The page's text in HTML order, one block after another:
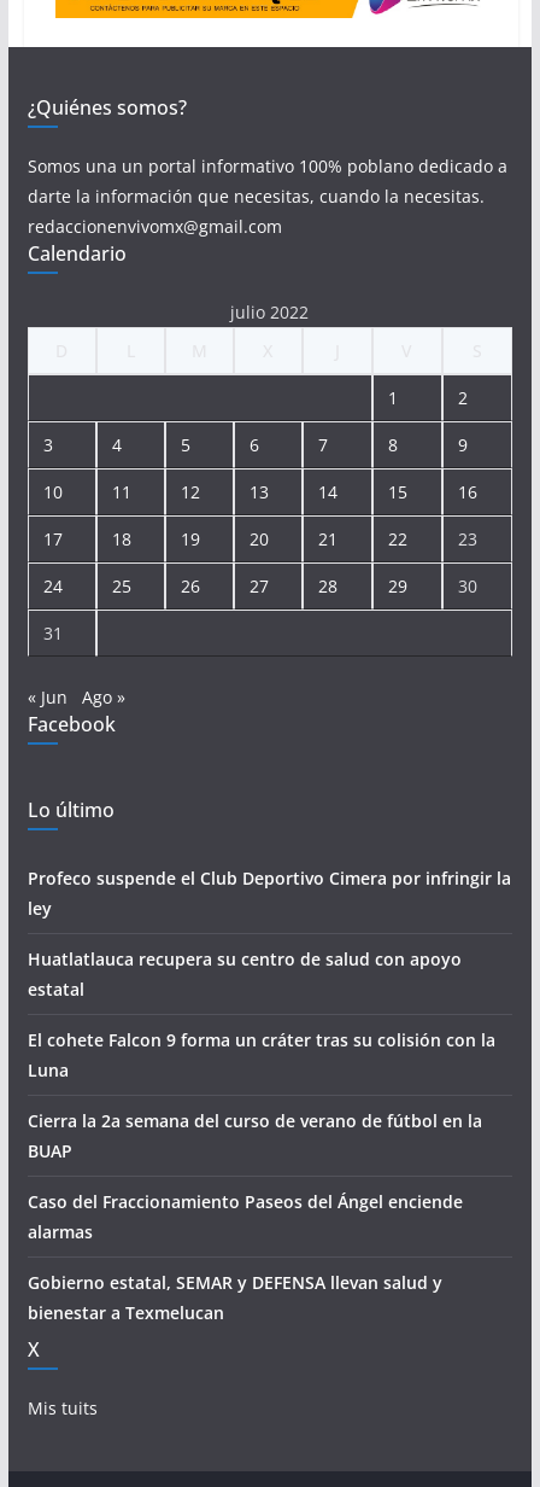
¿Quiénes somos?
Somos una un portal informativo 100% poblano dedicado a
darte la información que necesitas, cuando la necesitas.
redaccionenvivomx@gmail.com
Calendario
julio 2022
1 2
3 4 5 6 7 8 9
10 11 12 13 14 15 16
17 18 19 20 21 22 23
24 25 26 27 28 29 30
31
« Jun Ago »
Facebook
Lo último
Profeco suspende el Club Deportivo Cimera por infringir la
ley
Huatlatlauca recupera su centro de salud con apoyo
estatal
El cohete Falcon 9 forma un cráter tras su colisión con la
Luna
Cierra la 2a semana del curso de verano de fútbol en la
BUAP
Caso del Fraccionamiento Paseos del Ángel enciende
alarmas
Gobierno estatal, SEMAR y DEFENSA llevan salud y
bienestar a Texmelucan
X
Mis tuits